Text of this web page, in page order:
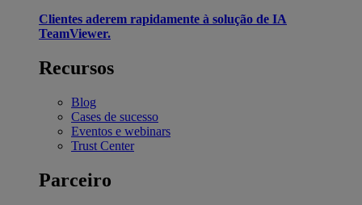
Clientes aderem rapidamente à solução de IA
TeamViewer.
Recursos
Blog
Cases de sucesso
Eventos e webinars
Trust Center
Parceiro